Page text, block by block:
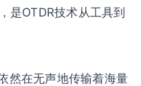
是OTDR技术从工具到
然在无声地传输着海量